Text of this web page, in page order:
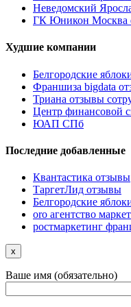
Неведомский
ГК Юникон Москва
Худшие компании
Белгородские
Франшиза bigdata
Триана отзывы
Центр финансовой
ЮАП СПб
Последние добавленные
Квантастика отзывы
ТаргетЛид отзывы
Белгородские
oro агентство
ростмаркетинг
x
Ваше имя (обязательно)